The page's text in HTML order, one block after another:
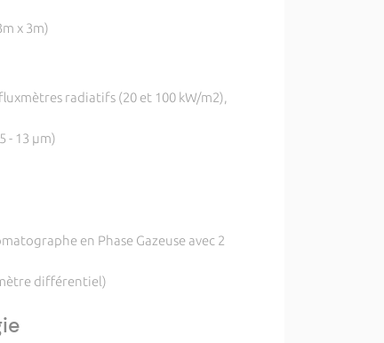
x 3m)
radiatifs (20 et 100 kW/m2),
- 13 µm)
en Phase Gazeuse avec 2
différentiel)